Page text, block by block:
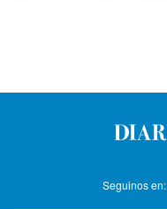
Seguinos en: